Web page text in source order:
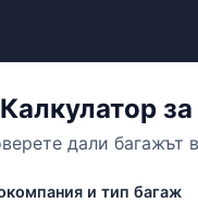
Калкулатор
дали багажът
и тип багаж